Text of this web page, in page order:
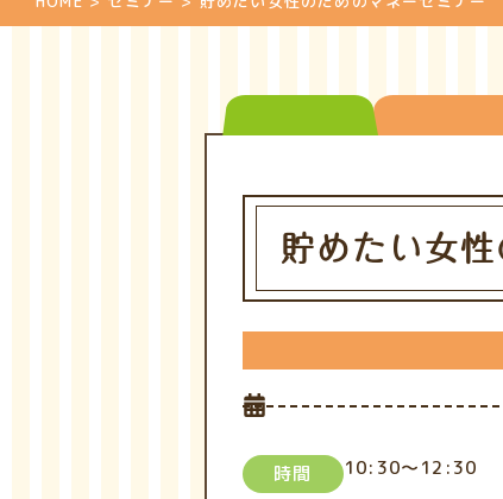
貯めたい女
時間 10:30～12:30